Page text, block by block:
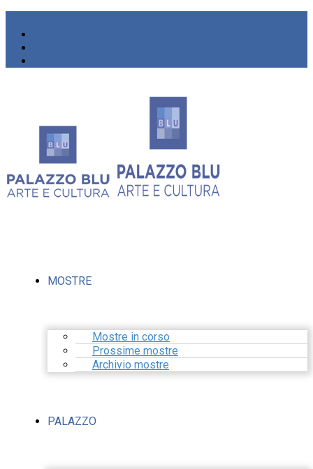
MOSTRE
Mostre in corso
Prossime mostre
Archivio mostre
PALAZZO